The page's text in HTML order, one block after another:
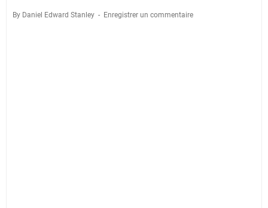
By Daniel Edward Stanley Enregistrer un commentaire